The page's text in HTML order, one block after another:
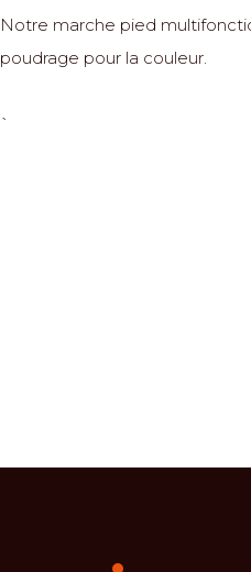
Notre marche pied
poudrage pour la couleur.
`